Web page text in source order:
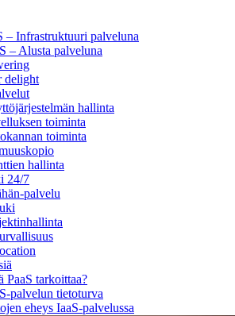
– Infrastruktuuri palveluna
– Alusta palveluna
delight
hallinta
toiminta
toiminta
hallinta
24/7
palvelu
PaaS tarkoittaa?
palvelun tietoturva
eheys IaaS-palvelussa